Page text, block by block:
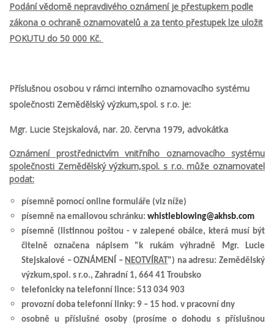
Podání vědomě nepravdivého oznámení je přestupkem podle
zákona o ochraně oznamovatelů a za tento přestupek lze uložit
POKUTU do 50 000 Kč.
Příslušnou osobou v rámci interního oznamovacího systému
společnosti Zemědělský výzkum,spol. s r.o. je:
Mgr. Lucie Stejskalová, nar. 20. června 1979, advokátka
Oznámení prostřednictvím vnitřního oznamovacího systému
společnosti Zemědělský výzkum,spol. s r.o. může oznamovatel
podat:
písemně pomocí online formuláře (viz níže)
písemně na emailovou schránku: whistleblowing@akhsb.com
písemně (listinnou poštou - v zalepené obálce, která musí být
čitelně označena nápisem "k rukám výhradně Mgr. Lucie
Stejskalové – OZNÁMENÍ – NEOTVÍRAT ") na adresu: Zemědělský
výzkum,spol. s r.o., Zahradní 1, 664 41 Troubsko
telefonicky na telefonní lince: 513 034 903
provozní doba telefonní linky: 9 – 15 hod. v pracovní dny
osobně u příslušné osoby (prosíme o dohodu s příslušnou